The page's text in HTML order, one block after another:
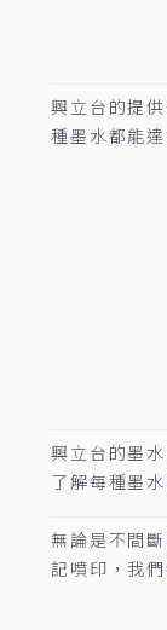
興立台的提
種墨水都能
興立台的墨
了解每種墨
無論是不間
記噴印，我